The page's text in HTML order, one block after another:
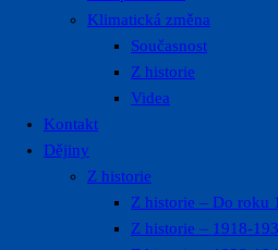
Klimatická změna
Současnost
Z historie
Videa
Kontakt
Dějiny
Z historie
Z historie – Do roku
Z historie – 1918-